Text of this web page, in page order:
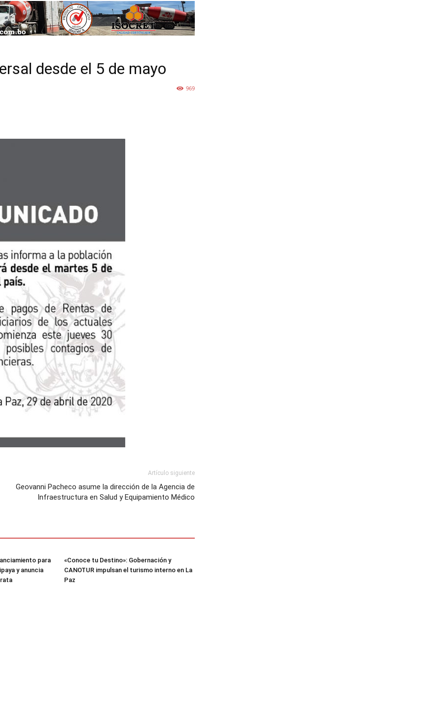
desde el 5 de mayo
969
Artículo siguiente
Geovanni Pacheco asume la dirección de la Agencia de
Infraestructura en Salud y Equipamiento Médico
para
y anuncia
«Conoce tu Destino»: Gobernación y
CANOTUR impulsan el turismo interno en La
Paz